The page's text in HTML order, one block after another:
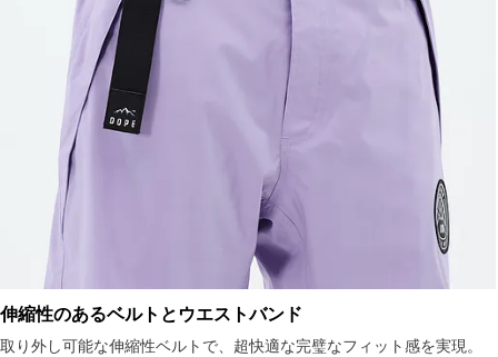
伸縮性のあるベルトとウエストバンド
取り外し可能な伸縮性ベルトで、超快適な完璧なフィット感を実現。